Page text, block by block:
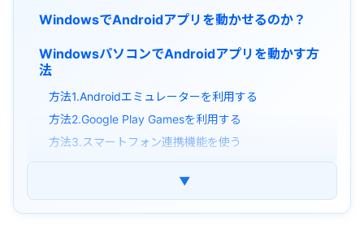
WindowsでAndroidアプリを動かせるのか？
WindowsパソコンでAndroidアプリを動かす方
法
方法1.Androidエミュレーターを利用する
方法2.Google Play Gamesを利用する
方法3.スマートフォン連携機能を使う
WindowsでAndroidアプリが重いときの対処法
▼